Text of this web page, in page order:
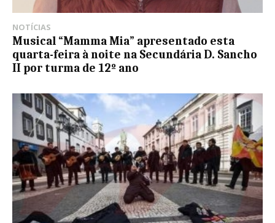
NOTÍCIAS
Musical “Mamma Mia” apresentado esta
quarta-feira à noite na Secundária D. Sancho
II por turma de 12º ano